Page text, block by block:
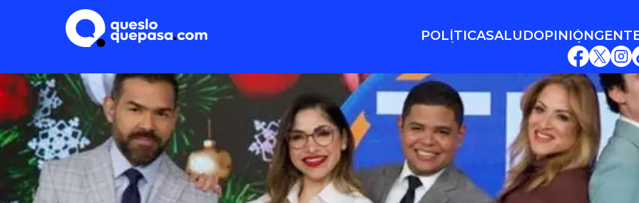
POLÍTICASALUDOPINIÓN
OPINIÓN